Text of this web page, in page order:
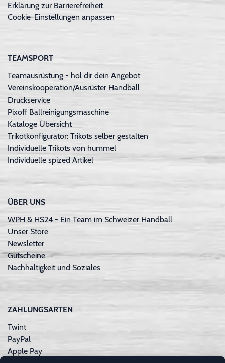
Erklärung zur Barrierefreiheit
Cookie-Einstellungen anpassen
TEAMSPORT
Teamausrüstung - hol dir dein Angebot
Vereinskooperation/Ausrüster Handball
Druckservice
Pixoff Ballreinigungsmaschine
Kataloge Übersicht
Trikotkonfigurator: Trikots selber gestalten
Individuelle Trikots von hummel
Individuelle spized Artikel
ÜBER UNS
WPH & HS24 - Ein Team im Schweizer Handball
Unser Store
Newsletter
Gutscheine
Nachhaltigkeit und Soziales
ZAHLUNGSARTEN
Twint
PayPal
Apple Pay